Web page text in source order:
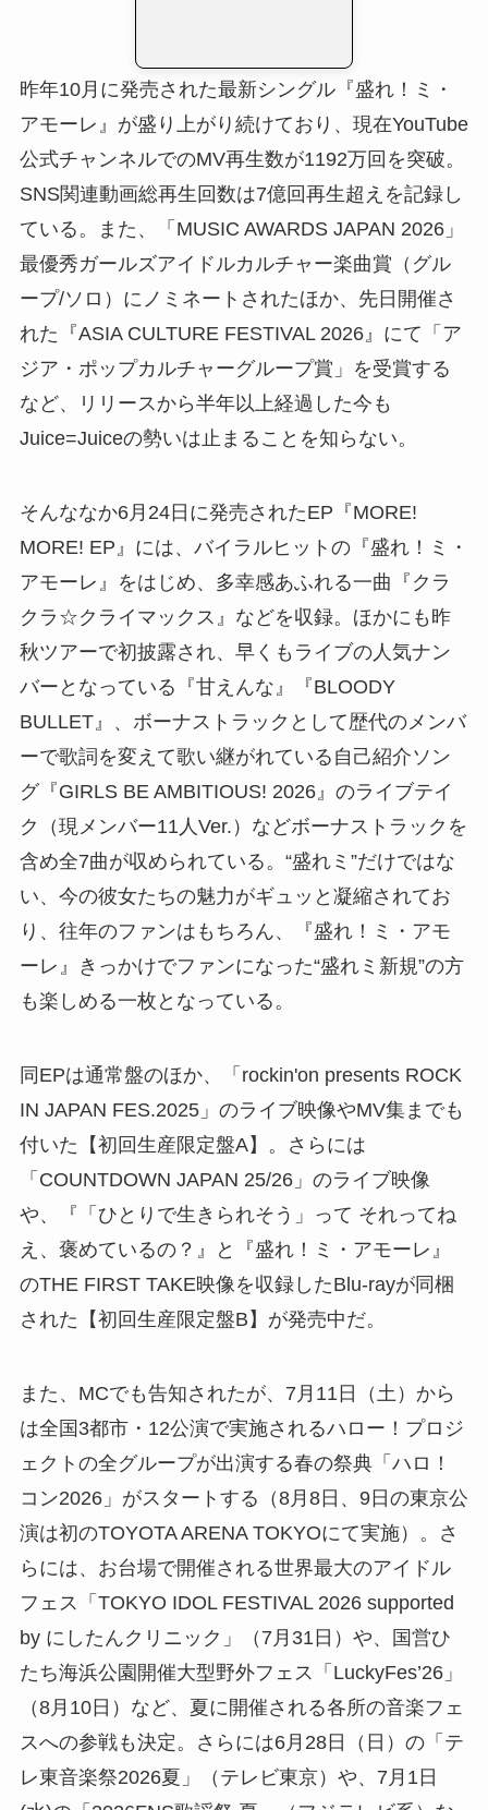
昨年10月に発売された最新シングル『盛れ！ミ・
アモーレ』が盛り上がり続けており、現在YouTube
公式チャンネルでのMV再生数が1192万回を突破。
SNS関連動画総再生回数は7億回再生超えを記録し
ている。また、「MUSIC AWARDS JAPAN 2026」
最優秀ガールズアイドルカルチャー楽曲賞（グル
ープ/ソロ）にノミネートされたほか、先日開催さ
れた『ASIA CULTURE FESTIVAL 2026』にて「ア
ジア・ポップカルチャーグループ賞」を受賞する
など、リリースから半年以上経過した今も
Juice=Juiceの勢いは止まることを知らない。
そんななか6月24日に発売されたEP『MORE!
MORE! EP』には、バイラルヒットの『盛れ！ミ・
アモーレ』をはじめ、多幸感あふれる一曲『クラ
クラ☆クライマックス』などを収録。ほかにも昨
秋ツアーで初披露され、早くもライブの人気ナン
バーとなっている『甘えんな』『BLOODY
BULLET』、ボーナストラックとして歴代のメンバ
ーで歌詞を変えて歌い継がれている自己紹介ソン
グ『GIRLS BE AMBITIOUS! 2026』のライブテイ
ク（現メンバー11人Ver.）などボーナストラックを
含め全7曲が収められている。“盛れミ”だけではな
い、今の彼女たちの魅力がギュッと凝縮されてお
り、往年のファンはもちろん、『盛れ！ミ・アモ
ーレ』きっかけでファンになった“盛れミ新規”の方
も楽しめる一枚となっている。
同EPは通常盤のほか、「rockin'on presents ROCK
IN JAPAN FES.2025」のライブ映像やMV集までも
付いた【初回生産限定盤A】。さらには
「COUNTDOWN JAPAN 25/26」のライブ映像
や、『「ひとりで生きられそう」って それってね
え、褒めているの？』と『盛れ！ミ・アモーレ』
のTHE FIRST TAKE映像を収録したBlu-rayが同梱
された【初回生産限定盤B】が発売中だ。
また、MCでも告知されたが、7月11日（土）から
は全国3都市・12公演で実施されるハロー！プロジ
ェクトの全グループが出演する春の祭典「ハロ！
コン2026」がスタートする（8月8日、9日の東京公
演は初のTOYOTA ARENA TOKYOにて実施）。さ
らには、お台場で開催される世界最大のアイドル
フェス「TOKYO IDOL FESTIVAL 2026 supported
by にしたんクリニック」（7月31日）や、国営ひ
たち海浜公園開催大型野外フェス「LuckyFes’26」
（8月10日）など、夏に開催される各所の音楽フェ
スへの参戦も決定。さらには6月28日（日）の「テ
レ東音楽祭2026夏」（テレビ東京）や、7月1日